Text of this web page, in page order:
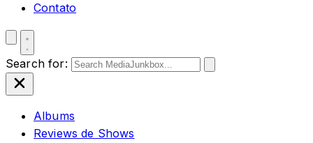
Contato
Search for:
Albums
Reviews de Shows